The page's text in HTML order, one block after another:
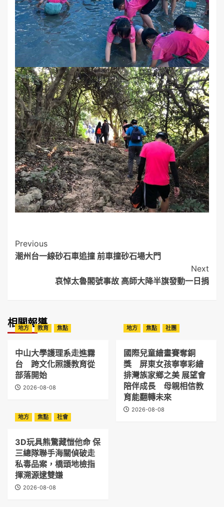
Post
Navigation
Previous
潮州台一線砂石車追撞 前車撞砂石場大門
Next
哀悼太魯閣號事故 高師大降半旗發動一日捐
相關報導
地方 教育 焦點
中山大學護理系走進霧
台 跨文化照護教育從
部落開始
2026-08-08
地方 焦點 社團
國際兒童繪畫賽奪銅
獎 屏東女孩寧寧彩繪
排灣族家鄉之美 展望會
陪伴成長 母親相信教
育能翻轉未來
2026-08-08
地方
焦點 社會
3D玩具熊驚藏愷他命 保
三總隊聯手海關偵破走
私毒品案，橋頭地檢指
揮溯源逮雙嫌
2026-08-08